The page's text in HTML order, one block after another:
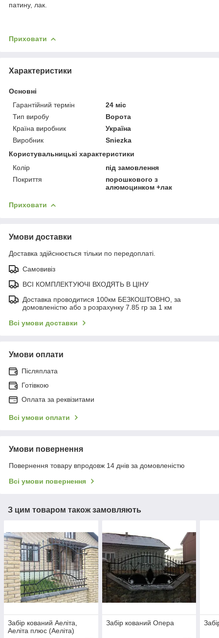
патину, лак.
Приховати
Характеристики
Основні
Гарантійний термін
24 міс
Тип виробу
Ворота
Країна виробник
Україна
Виробник
Sniezka
Користувальницькі характеристики
Колір
під замовлення
Покриття
порошкового з
алюмоцинком +лак
Приховати
Умови доставки
Доставка здійснюється тільки по передоплаті.
Самовивіз
ВСІ КОМПЛЕКТУЮЧІ ВХОДЯТЬ В ЦІНУ
Доставка проводитися 100км БЕЗКОШТОВНО, за
домовленістю або з розрахунку 7.85 гр за 1 км
Всі умови доставки
Умови оплати
Післяплата
Готівкою
Оплата за реквізитами
Всі умови оплати
Умови повернення
Повернення товару впродовж 14 днів за домовленістю
Всі умови повернення
З цим товаром також замовляють
Забір кований Аеліта,
Аеліта плюс (Аеліта)
Забір кований Опера